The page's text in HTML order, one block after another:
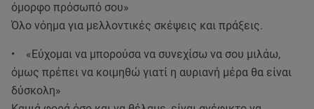
όμορφο πρόσωπό σου»
Όλο νόημα για μελλοντικές σκέψεις και πράξεις.
• «Εύχομαι να μπορούσα να συνεχίσω να σου μιλάω,
όμως πρέπει να κοιμηθώ γιατί η αυριανή μέρα θα είναι
δύσκολη»